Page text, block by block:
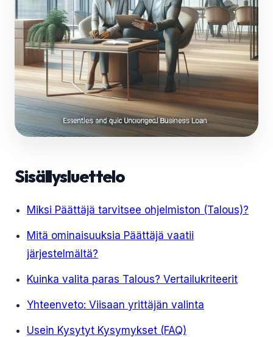
Sisällysluettelo
Miksi Päättäjä tarvitsee ohjelmiston (Talous)?
Mitä ominaisuuksia Päättäjä vaatii
järjestelmältä?
Kuinka valita paras Talous? Vertailukriteerit
Yhteenveto: Viisaan yrittäjän valinta
Usein Kysytyt Kysymykset (FAQ)